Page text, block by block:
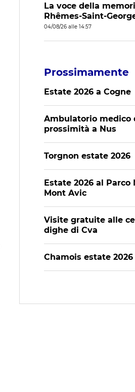
La voce della
Rhêmes-Saint-
04/08/26 alle 14:57
Prossimamente
Estate 2026 a Cogne
Ambulatorio medico
prossimità a Nus
Torgnon estate 2026
Estate 2026 al Parco
Mont Avic
Visite gratuite alle
dighe di Cva
Chamois estate 2026